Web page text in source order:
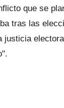
que se
tras las
justicia